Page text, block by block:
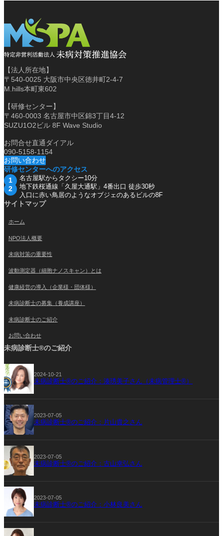
【法人所在地】
〒540-0025 大阪市中央区徳井町2-4-7
M.hills本町東602
【研修センター】
〒460-0003 名古屋市中区錦3丁目4-12
SUZU1O2ビル 8F Wave Studio
お問合せ直通ダイアル
090-5158-1154
お問い合わせ
研修センターへのアクセス
名古屋駅からタクシー10分
地下鉄桜通線「久屋大通駅」4番出口 徒歩30秒
入口に赤い鳥居のようなオブジェのあるビルの8F
サイトマップ
ホーム
NPO法人概要
未病対策の重要性
波動測定器（細胞ナノスキャン）とは
健康経営の導入（企業様・団体様）
未病診断士の募集（養成講座）
未病診断士のご紹介
お問い合わせ
未病診断士®のご紹介
2024-10-21
未病診断士®のご紹介：湊琇美子さん（未病管理士®）
2023-07-05
未病診断士®のご紹介：片山貴之さん
2023-07-05
未病診断士®のご紹介：古山幸弘さん
2023-07-05
未病診断士®のご紹介：小林良美さん